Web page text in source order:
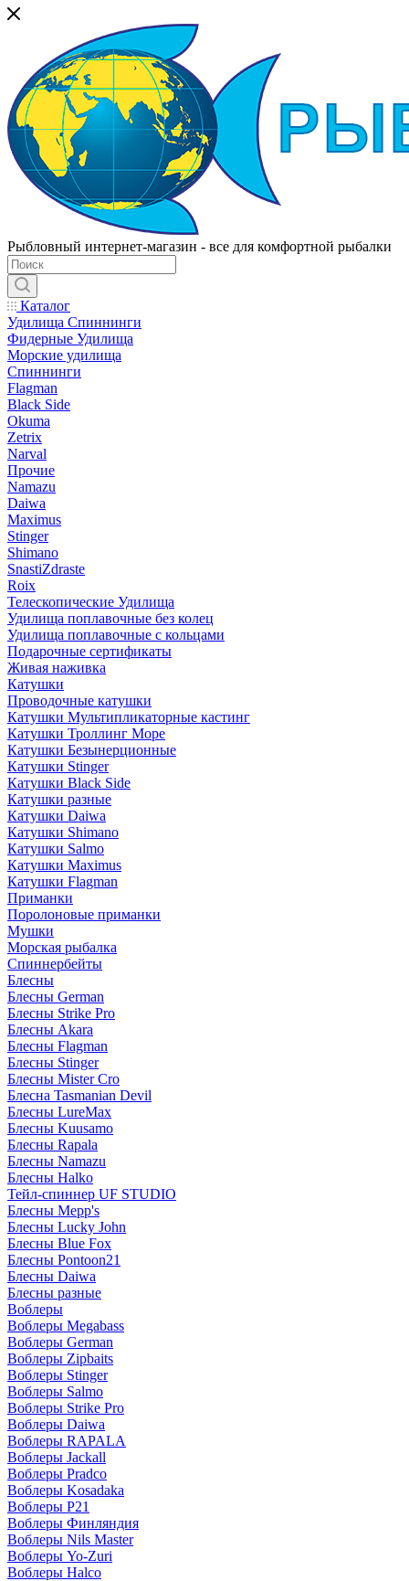
Рыбловный интернет-магазин - все для комфортной рыбалки
Каталог
Удилища Спиннинги
Фидерные Удилища
Морские удилища
Спиннинги
Flagman
Black Side
Okuma
Zetrix
Narval
Прочие
Namazu
Daiwa
Maximus
Stinger
Shimano
SnastiZdraste
Roix
Телескопические Удилища
Удилища поплавочные без колец
Удилища поплавочные с кольцами
Подарочные сертификаты
Живая наживка
Катушки
Проводочные катушки
Катушки Мультипликаторные кастинг
Катушки Троллинг Море
Катушки Безынерционные
Катушки Stinger
Катушки Black Side
Катушки разные
Катушки Daiwa
Катушки Shimano
Катушки Salmo
Катушки Maximus
Катушки Flagman
Приманки
Поролоновые приманки
Мушки
Морская рыбалка
Спиннербейты
Блесны
Блесны German
Блесны Strike Pro
Блесны Akara
Блесны Flagman
Блесны Stinger
Блесны Mister Cro
Блесна Tasmanian Devil
Блесны LureMax
Блесны Kuusamo
Блесны Rapala
Блесны Namazu
Блесны Halko
Тейл-спиннер UF STUDIO
Блесны Mepp's
Блесны Lucky John
Блесны Blue Fox
Блесны Pontoon21
Блесны Daiwa
Блесны разные
Воблеры
Воблеры Megabass
Воблеры German
Воблеры Zipbaits
Воблеры Stinger
Воблеры Salmo
Воблеры Strike Pro
Воблеры Daiwa
Воблеры RAPALA
Воблеры Jackall
Воблеры Pradco
Воблеры Kosadaka
Воблеры P21
Воблеры Финляндия
Воблеры Nils Master
Воблеры Yo-Zuri
Воблеры Halco